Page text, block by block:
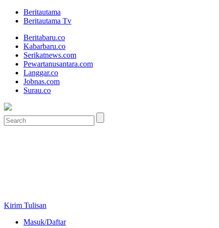
Beritautama
Beritautama Tv
Beritabaru.co
Kabarbaru.co
Serikatnews.com
Pewartanusantara.com
Langgar.co
Jobnas.com
Surau.co
Kirim Tulisan
Masuk/Daftar